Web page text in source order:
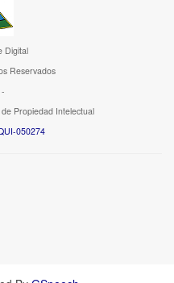
Digital
Reservados
Propiedad Intelectual
050274